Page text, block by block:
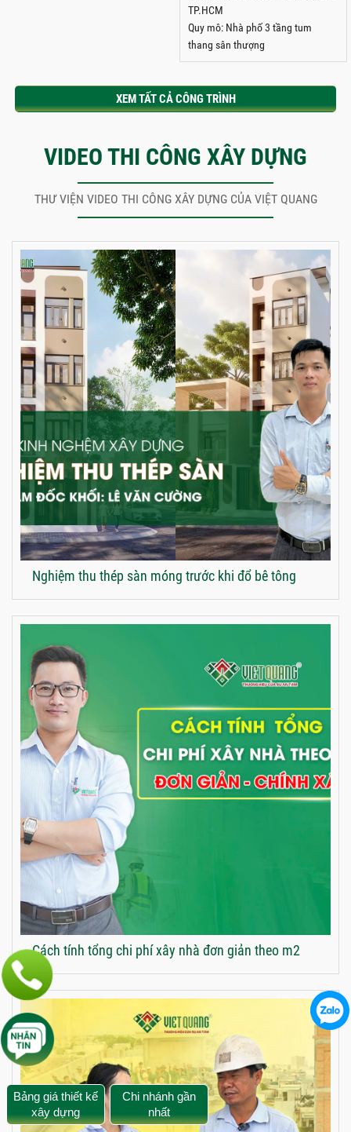
TP.HCM
Quy mô: Nhà phố 3 tầng tum
thang sân thượng
XEM TẤT CẢ CÔNG TRÌNH
VIDEO THI CÔNG XÂY DỰNG
THƯ VIỆN VIDEO THI CÔNG XÂY DỰNG CỦA VIỆT QUANG
Nghiệm thu thép sàn móng trước khi đổ bê tông
Cách tính tổng chi phí xây nhà đơn giản theo m2
Bảng giá thiết kế
xây dựng
Chi nhánh gần
nhất